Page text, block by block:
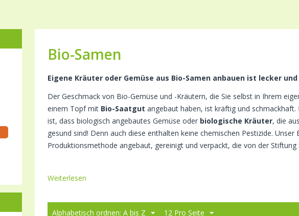
Bio-Samen
Eigene Kräuter oder Gemüse aus Bio-Samen anbauen ist lecker
Der Geschmack von Bio-Gemüse und -Kräutern, die Sie selbst in Ihrem
einem Topf mit Bio-Saatgut angebaut haben, ist kräftig und
ist, dass biologisch angebautes Gemüse oder biologische Kräuter, die
gesund sind! Denn auch diese enthalten keine chemischen Pestizide.
Produktionsmethode angebaut, gereinigt und verpackt, die von der
Weiterlesen
Alphabetisch ordnen: A bis Z 12 Pro Seite